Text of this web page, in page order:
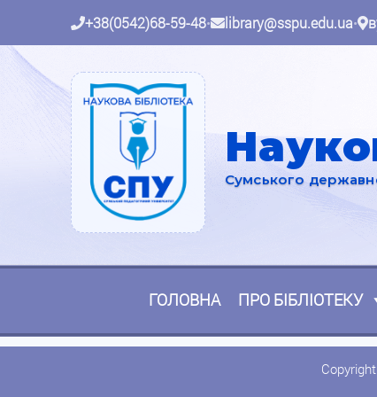
+38(0542)68-59-48• library@sspu.edu.ua•
Сумського
ГОЛОВНА ПРО БІБЛІОТЕКУ